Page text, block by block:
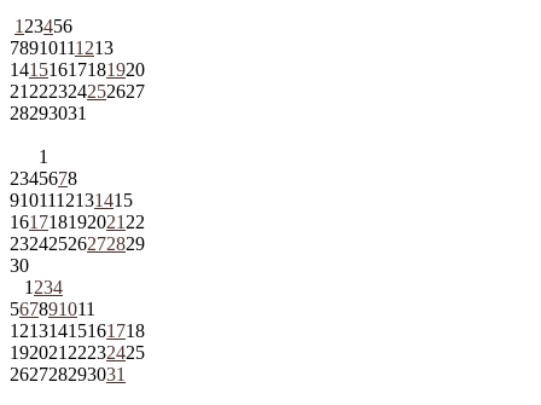
1 23456
78910111213
14151617181920
21 222324252627
28293031
1
2345678
9101112131415
161718192021 22
23242526272829
30
1 234
567891011
12131415161718
192021 22232425
262728293031